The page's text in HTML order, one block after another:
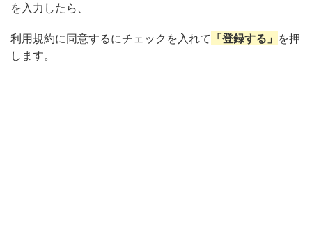
を入力したら、
利用規約に同意するにチェックを入れて 「登録する」 を押
します。